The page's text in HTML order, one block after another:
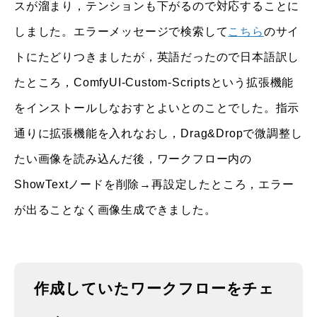
スが溜まり，テンションも下がるので対応することに
しました。エラーメッセージで検索して こちらのサイ
トにたどりつきましたが，英語だったので日本語訳し
たところ，ComfyUI-Custom-Scriptsという拡張機能
をインストールしなおすとよいとのことでした。指示
通りに拡張機能を入れなおし，Drag&Dropで微調整し
たい画像を読み込んだ後，ワークフロー内の
ShowTextノードを削除→再設定したところ，エラー
が出ることなく画像生成できました。
作成していたワークフローをチェ